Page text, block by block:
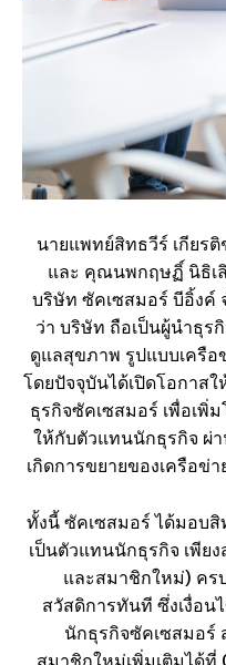
นายแพทย์สิทธวีร์ เกียร
และ คุณนพกฤษฏิ์ นิธิเ
บริษัท ซัคเซสมอร์ บีอิ้งค์
ว่า บริษัท ถือเป็นผู้นำธุ
ดูแลสุขภาพ รูปแบบเครือ
โดยปัจจุบันได้เปิดโอกาส
ธุรกิจซัคเซสมอร์ เพื่อเพิ่
ให้กับตัวแทนนักธุรกิจ ผ่
เกิดการขยายของเครือข่
ทั้งนี้ ซัคเซสมอร์ ได้มอบ
เป็นตัวแทนนักธุรกิจ เพีย
และสมาชิกใหม่) คร
สวัสดิการทันที ซึ่งเงื่อ
นักธุรกิจซัคเซสมอร์